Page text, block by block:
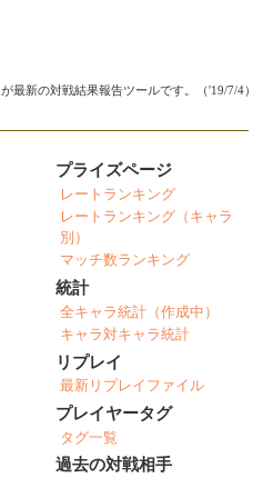
が最新の対戦結果報告ツールです。（'19/7/4）
プライズページ
レートランキング
レートランキング（キャラ
別）
マッチ数ランキング
統計
全キャラ統計（作成中）
キャラ対キャラ統計
リプレイ
最新リプレイファイル
プレイヤータグ
タグ一覧
過去の対戦相手